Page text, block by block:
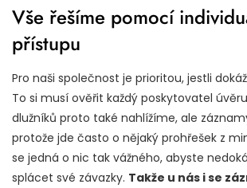
Vše řešíme pomocí
přístupu
Pro naši společnost je prioritou, jestli
To si musí ověřit každý poskytovatel
dlužníků proto také nahlížíme, ale
protože jde často o nějaký prohřešek z
se jedná o nic tak vážného, abyste
splácet své závazky. Takže u nás i se